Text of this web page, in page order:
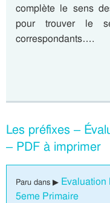
complète le sens
pour trouver le
correspondants….
Les préfixes –
– PDF à imprimer
Paru dans ▶ Evaluation
5eme Primaire